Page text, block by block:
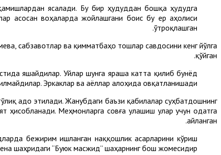
ясалади. Бу бир ҳудуддан бошқа ҳудудга
асосан воҳаларда жойлашгани боис бу ер аҳолиси
ўтроқлашган.
сабзавотлар ва қимматбаҳо тошлар савдосини кенг йўлга
қўйган.
яшайдилар. Уйлар шунга яраша катта қилиб бунёд
Эркаклар ва аёллар алоҳида овқатланишади.
адо этилади. Жанубдаги баъзи қабилалар суҳбатдошнинг
ҳисобланади. Меҳмонларга совға улашиш улар учун одатга
айланган.
бежирим ишланган наққошлик асарларини кўриш
шаҳридаги “Буюк масжид” шаҳарнинг бош жомесидир.